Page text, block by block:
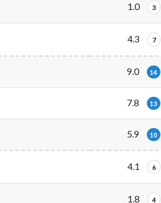
1.0 3
4.3 7
9.0 14
7.8 13
5.9 10
4.1 6
1.8 4